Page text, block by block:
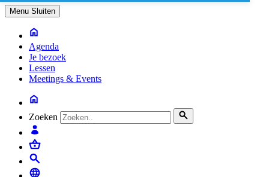
Menu Sluiten
Agenda
Je bezoek
Lessen
Meetings & Events
Zoeken